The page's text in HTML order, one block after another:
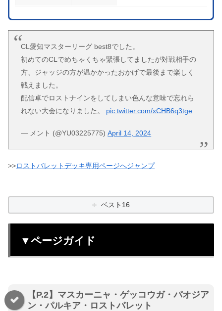
CL愛知マスターリーグ best8でした。
初めてのCLでめちゃくちゃ緊張してましたが対戦相手の
方、ジャッジの方が温かかったおかげで最後まで楽しく
戦えました。
配信卓でロストナインをしてしまい色んな意味で忘れら
れない大会になりました。 pic.twitter.com/xCHB6q3tge
— メント (@YU03225775)April 14, 2024
>>ロストバレットデッキ専用ページへジャンプ
ベスト16
▼ページガイド
【P.2】マスカーニャ・ゲッコウガ・パオジア
ン・パルキア・ロストバレット